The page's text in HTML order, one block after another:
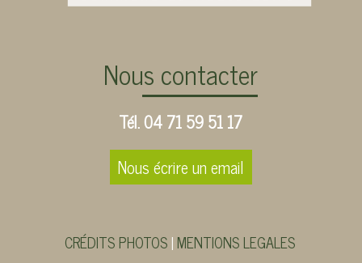
Nous contacter
Tél. 04 71 59 51 17
Nous écrire un email
CRÉDITS PHOTOS MENTIONS LEGALES